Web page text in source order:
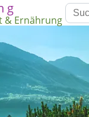
g
& Ernährung